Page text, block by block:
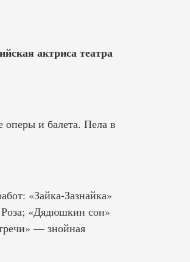
актриса театра
оперы и балета. Пела в
«Зайка-Зазнайка»
«Дядюшкин сон»
— знойная